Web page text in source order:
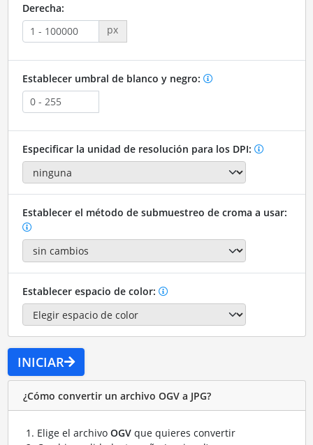
Derecha:
px
Establecer umbral de blanco y negro:
Especificar la unidad de resolución para los DPI:
Establecer el método de submuestreo de croma a usar:
Establecer espacio de color:
INICIAR
¿Cómo convertir un archivo OGV a JPG?
Elige el archivo OGVque quieres convertir